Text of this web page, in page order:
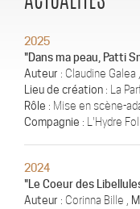
2025
"Dans ma peau, Patti
Auteur : Claudine Galea ,
Lieu de création : La
Rôle : Mise en scène-
Compagnie : L'Hydre
2024
"Le Coeur des
Auteur : Corinna Bille ,